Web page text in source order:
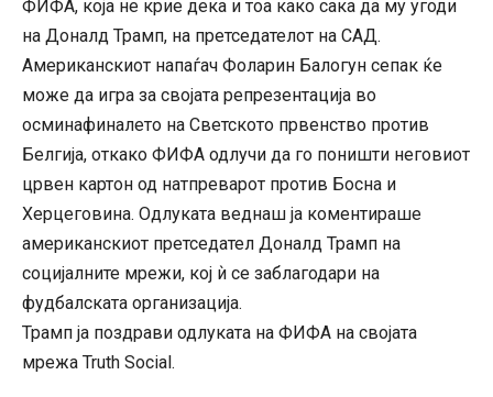
ФИФА, која не крие дека и тоа како сака да му угоди
на Доналд Трамп, на претседателот на САД.
Американскиот напаѓач Фоларин Балогун сепак ќе
може да игра за својата репрезентација во
осминафиналето на Светското првенство против
Белгија, откако ФИФА одлучи да го поништи неговиот
црвен картон од натпреварот против Босна и
Херцеговина. Одлуката веднаш ја коментираше
американскиот претседател Доналд Трамп на
социјалните мрежи, кој ѝ се заблагодари на
фудбалската организација.
Трамп ја поздрави одлуката на ФИФА на својата
мрежа Truth Social.